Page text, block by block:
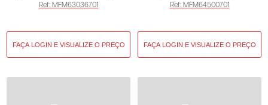
MFM63036701
Ref: MFM63036701
MFM64500701
Ref: MFM64500701